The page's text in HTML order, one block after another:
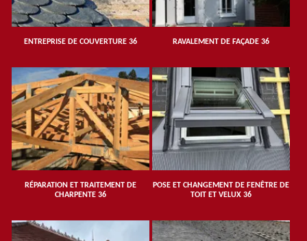
ENTREPRISE DE COUVERTURE 36 RAVALEMENT DE FAÇADE 36
RÉPARATION ET TRAITEMENT DE
CHARPENTE 36
POSE ET CHANGEMENT DE FENÊTRE DE
TOIT ET VELUX 36